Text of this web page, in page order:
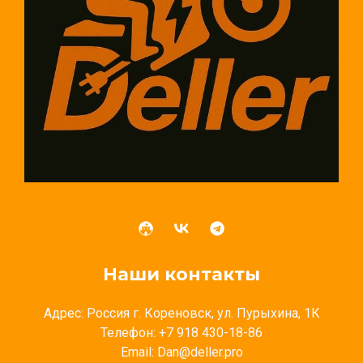
Наши контакты
Адрес: Россия г. Кореновск, ул. Пурыхина, 1К
Телефон: +7 918 430-18-86
Email: Dan@deller.pro